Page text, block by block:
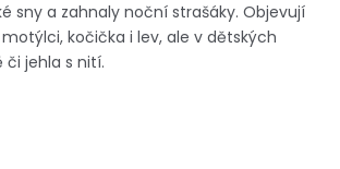
sny a zahnaly noční strašáky. Objevují
kočička i lev, ale v dětských
či jehla s nití.